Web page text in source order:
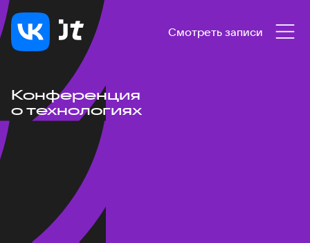
Смотреть записи
Конференция
о технологиях